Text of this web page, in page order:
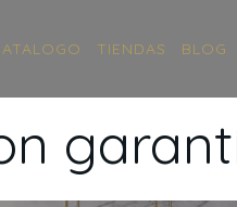
TIENDAS BLOG